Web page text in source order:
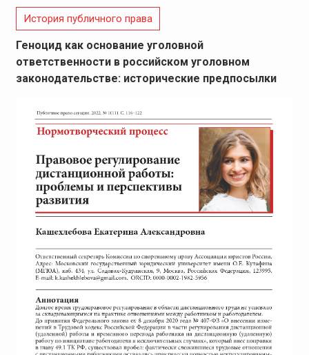
История публичного права
Геноцид как основание уголовной
ответственности в российском уголовном
законодательстве: исторические предпосылки